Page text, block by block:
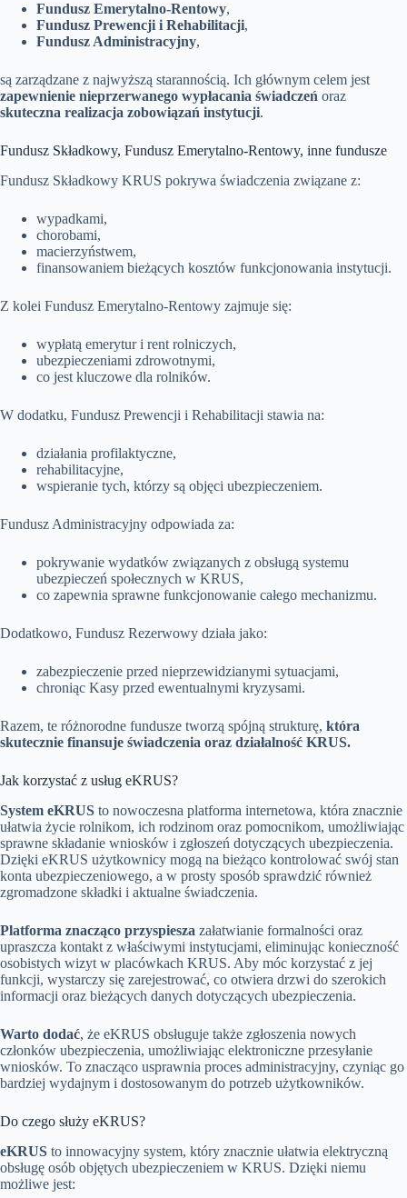
Fundusz Emerytalno-Rentowy,
Fundusz Prewencji i Rehabilitacji,
Fundusz Administracyjny,
są zarządzane z najwyższą starannością. Ich głównym celem jest
zapewnienie nieprzerwanego wypłacania świadczeń oraz
skuteczna realizacja zobowiązań instytucji.
Fundusz Składkowy, Fundusz Emerytalno-Rentowy, inne fundusze
Fundusz Składkowy KRUS pokrywa świadczenia związane z:
wypadkami,
chorobami,
macierzyństwem,
finansowaniem bieżących kosztów funkcjonowania instytucji.
Z kolei Fundusz Emerytalno-Rentowy zajmuje się:
wypłatą emerytur i rent rolniczych,
ubezpieczeniami zdrowotnymi,
co jest kluczowe dla rolników.
W dodatku, Fundusz Prewencji i Rehabilitacji stawia na:
działania profilaktyczne,
rehabilitacyjne,
wspieranie tych, którzy są objęci ubezpieczeniem.
Fundusz Administracyjny odpowiada za:
pokrywanie wydatków związanych z obsługą systemu
ubezpieczeń społecznych w KRUS,
co zapewnia sprawne funkcjonowanie całego mechanizmu.
Dodatkowo, Fundusz Rezerwowy działa jako:
zabezpieczenie przed nieprzewidzianymi sytuacjami,
chroniąc Kasy przed ewentualnymi kryzysami.
Razem, te różnorodne fundusze tworzą spójną strukturę, która
skutecznie finansuje świadczenia oraz działalność KRUS.
Jak korzystać z usług eKRUS?
System eKRUS to nowoczesna platforma internetowa, która znacznie
ułatwia życie rolnikom, ich rodzinom oraz pomocnikom, umożliwiając
sprawne składanie wniosków i zgłoszeń dotyczących ubezpieczenia.
Dzięki eKRUS użytkownicy mogą na bieżąco kontrolować swój stan
konta ubezpieczeniowego, a w prosty sposób sprawdzić również
zgromadzone składki i aktualne świadczenia.
Platforma znacząco przyspiesza załatwianie formalności oraz
upraszcza kontakt z właściwymi instytucjami, eliminując konieczność
osobistych wizyt w placówkach KRUS. Aby móc korzystać z jej
funkcji, wystarczy się zarejestrować, co otwiera drzwi do szerokich
informacji oraz bieżących danych dotyczących ubezpieczenia.
Warto dodać, że eKRUS obsługuje także zgłoszenia nowych
członków ubezpieczenia, umożliwiając elektroniczne przesyłanie
wniosków. To znacząco usprawnia proces administracyjny, czyniąc go
bardziej wydajnym i dostosowanym do potrzeb użytkowników.
Do czego służy eKRUS?
eKRUS to innowacyjny system, który znacznie ułatwia elektryczną
obsługę osób objętych ubezpieczeniem w KRUS. Dzięki niemu
możliwe jest: